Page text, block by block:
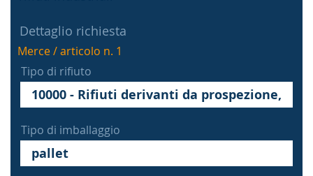
Dettaglio richiesta
Merce / articolo n. 1
Tipo di rifiuto
Tipo di imballaggio